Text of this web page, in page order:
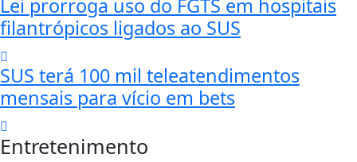
Lei prorroga uso do FGTS em hospitais
filantrópicos ligados ao SUS
SUS terá 100 mil teleatendimentos
mensais para vício em bets
Entretenimento